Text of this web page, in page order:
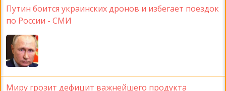
Путин боится украинских дронов и избегает поездок
по России - СМИ
Миру грозит дефицит важнейшего продукта